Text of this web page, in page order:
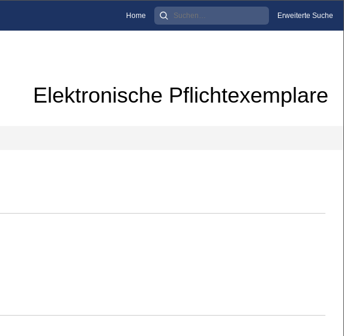
Home Erweiterte Suche
Elektronische Pflichtexemplare